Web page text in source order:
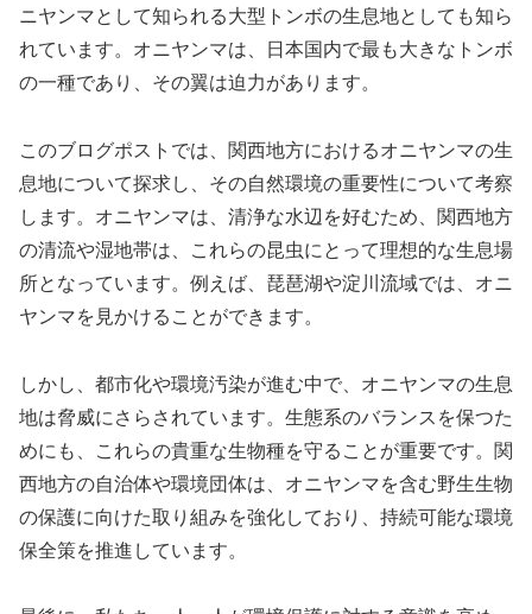
ニヤンマとして知られる大型トンボの生息地としても知ら
れています。オニヤンマは、日本国内で最も大きなトンボ
の一種であり、その翼は迫力があります。
このブログポストでは、関西地方におけるオニヤンマの生
息地について探求し、その自然環境の重要性について考察
します。オニヤンマは、清浄な水辺を好むため、関西地方
の清流や湿地帯は、これらの昆虫にとって理想的な生息場
所となっています。例えば、琵琶湖や淀川流域では、オニ
ヤンマを見かけることができます。
しかし、都市化や環境汚染が進む中で、オニヤンマの生息
地は脅威にさらされています。生態系のバランスを保つた
めにも、これらの貴重な生物種を守ることが重要です。関
西地方の自治体や環境団体は、オニヤンマを含む野生生物
の保護に向けた取り組みを強化しており、持続可能な環境
保全策を推進しています。